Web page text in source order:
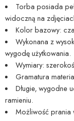
Torba posiada
widoczną na
Kolor bazowy:
Wykonana z
wygodę użytkowania.
Wymiary:
Gramatura
Długie, wygodne
ramieniu.
Możliwość prania